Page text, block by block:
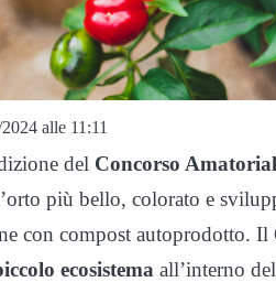
alle 11:11
del Concorso
più bello, colorato e
con compost autoprodotto. Il
ecosistema all’interno